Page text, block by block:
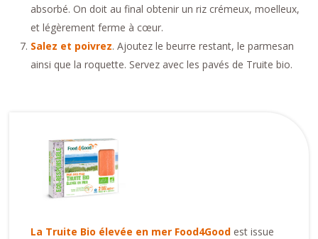
absorbé. On doit au final obtenir un riz crémeux, moelleux,
et légèrement ferme à cœur.
Salez et poivrez. Ajoutez le beurre restant, le parmesan
ainsi que la roquette. Servez avec les pavés de Truite bio.
La Truite Bio élevée en mer Food4Good est issue